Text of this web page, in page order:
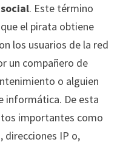
. Este término
el pirata obtiene
los usuarios de la red
un compañero de
o alguien
informática. De esta
importantes como
direcciones IP o,